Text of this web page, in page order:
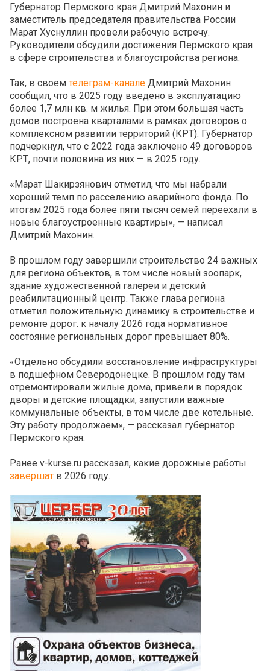
Губернатор Пермского края Дмитрий Махонин и
заместитель председателя правительства России
Марат Хуснуллин провели рабочую встречу.
Руководители обсудили достижения Пермского края
в сфере строительства и благоустройства региона.
Так, в своем телеграм-канале Дмитрий Махонин
сообщил, что в 2025 году введено в эксплуатацию
более 1,7 млн кв. м жилья. При этом большая часть
домов построена кварталами в рамках договоров о
комплексном развитии территорий (КРТ). Губернатор
подчеркнул, что с 2022 года заключено 49 договоров
КРТ, почти половина из них — в 2025 году.
«Марат Шакирзянович отметил, что мы набрали
хороший темп по расселению аварийного фонда. По
итогам 2025 года более пяти тысяч семей переехали в
новые благоустроенные квартиры», — написал
Дмитрий Махонин.
В прошлом году завершили строительство 24 важных
для региона объектов, в том числе новый зоопарк,
здание художественной галереи и детский
реабилитационный центр. Также глава региона
отметил положительную динамику в строительстве и
ремонте дорог. к началу 2026 года нормативное
состояние региональных дорог превышает 80%.
«Отдельно обсудили восстановление инфраструктуры
в подшефном Северодонецке. В прошлом году там
отремонтировали жилые дома, привели в порядок
дворы и детские площадки, запустили важные
коммунальные объекты, в том числе две котельные.
Эту работу продолжаем», — рассказал губернатор
Пермского края.
Ранее v-kurse.ru рассказал, какие дорожные работы
завершат в 2026 году.